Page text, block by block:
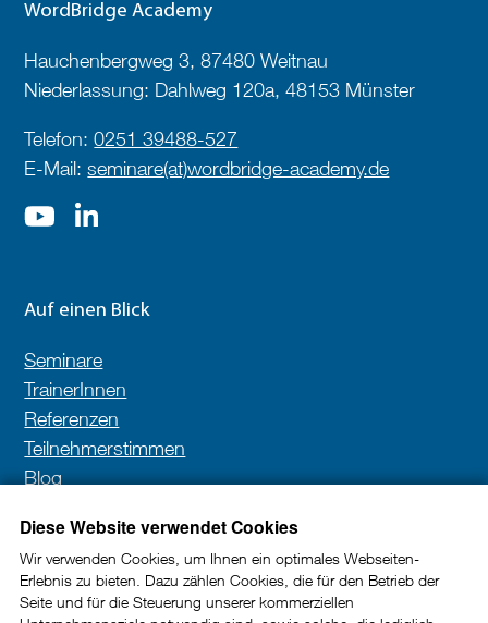
Diese Website verwendet Cookies
Wir verwenden Cookies, um Ihnen ein optimales Webseiten-
Erlebnis zu bieten. Dazu zählen Cookies, die für den Betrieb der
Seite und für die Steuerung unserer kommerziellen
WordBridge Academy
Hauchenbergweg 3, 87480 Weitnau
Niederlassung: Dahlweg 120a, 48153 Münster
Telefon:0251 39488-527
E-Mail:seminare(at)wordbridge-academy.de
Auf einen Blick
Seminare
TrainerInnen
Referenzen
Teilnehmerstimmen
Blog
Newsletter